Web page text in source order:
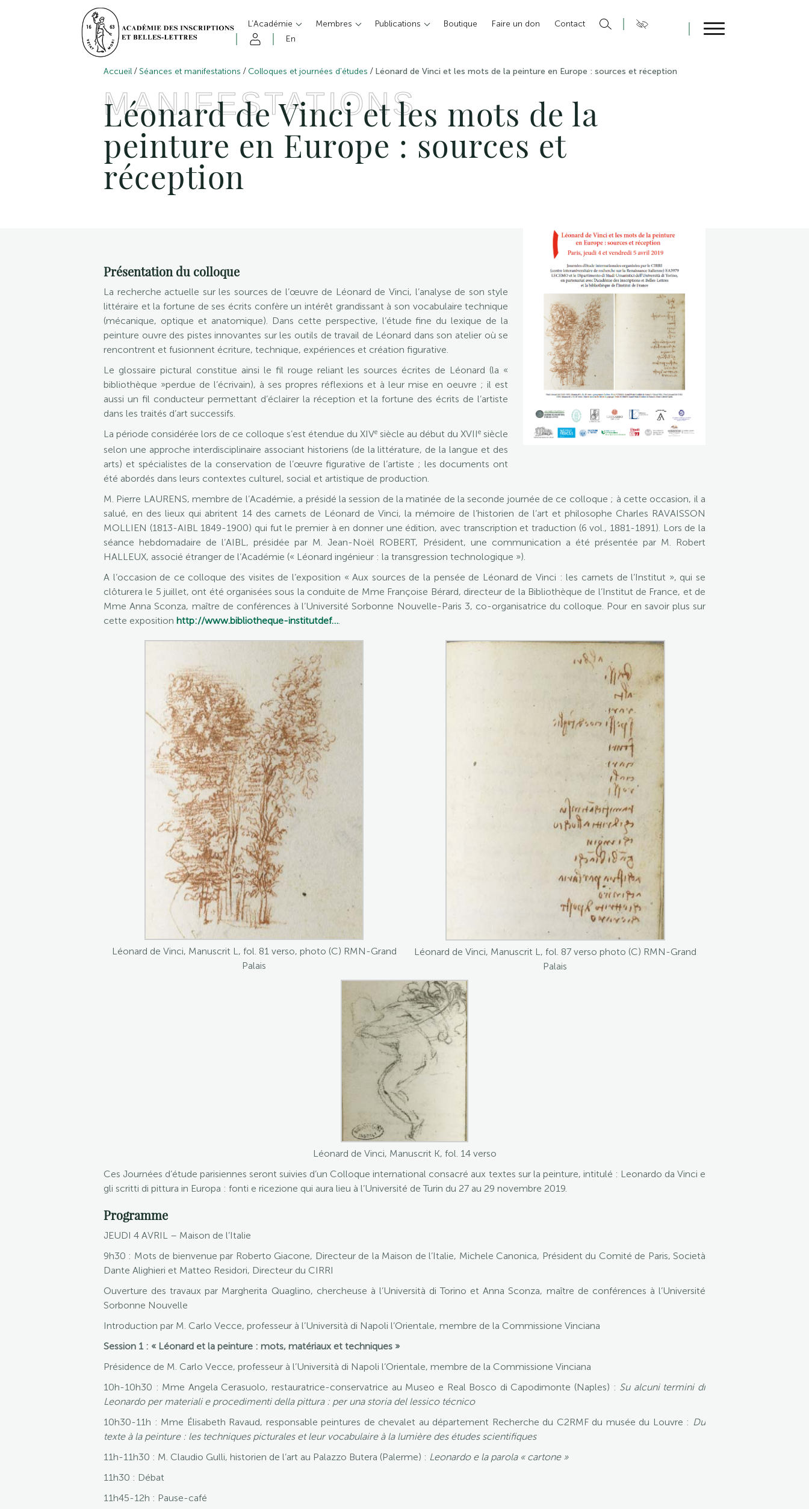
L’Académie Membres Publications Boutique Faire un don
Contact
En
Accueil / Séances et manifestations / Colloques et journées d'études / Léonard de Vinci et les mots de la peinture en Europe : sources et réception
MANIFESTATIONS
Léonard de Vinci et les mots de la
peinture en Europe : sources et
réception
Présentation du colloque
La recherche actuelle sur les sources de l’œuvre de Léonard de Vinci, l’analyse de son style
littéraire et la fortune de ses écrits confère un intérêt grandissant à son vocabulaire technique
(mécanique, optique et anatomique). Dans cette perspective, l’étude fine du lexique de la
peinture ouvre des pistes innovantes sur les outils de travail de Léonard dans son atelier où se
rencontrent et fusionnent écriture, technique, expériences et création figurative.
Le glossaire pictural constitue ainsi le fil rouge reliant les sources écrites de Léonard (la «
bibliothèque »perdue de l’écrivain), à ses propres réflexions et à leur mise en oeuvre ; il est
aussi un fil conducteur permettant d’éclairer la réception et la fortune des écrits de l’artiste
dans les traités d’art successifs.
La période considérée lors de ce colloque s’est étendue du XIVe siècle au début du XVIIe siècle
selon une approche interdisciplinaire associant historiens (de la littérature, de la langue et des
arts) et spécialistes de la conservation de l’œuvre figurative de l’artiste ; les documents ont
été abordés dans leurs contextes culturel, social et artistique de production.
M. Pierre LAURENS, membre de l’Académie, a présidé la session de la matinée de la seconde journée de ce colloque ; à cette occasion, il a
salué, en des lieux qui abritent 14 des carnets de Léonard de Vinci, la mémoire de l’historien de l’art et philosophe Charles RAVAISSON
MOLLIEN (1813-AIBL 1849-1900) qui fut le premier à en donner une édition, avec transcription et traduction (6 vol., 1881-1891). Lors de la
séance hebdomadaire de l’AIBL, présidée par M. Jean-Noël ROBERT, Président, une communication a été présentée par M. Robert
HALLEUX, associé étranger de l’Académie (« Léonard ingénieur : la transgression technologique »).
A l’occasion de ce colloque des visites de l’exposition « Aux sources de la pensée de Léonard de Vinci : les carnets de l’Institut », qui se
clôturera le 5 juillet, ont été organisées sous la conduite de Mme Françoise Bérard, directeur de la Bibliothèque de l’Institut de France, et de
Mme Anna Sconza, maître de conférences à l’Université Sorbonne Nouvelle-Paris 3, co-organisatrice du colloque. Pour en savoir plus sur
cette exposition http://www.bibliotheque-institutdef….
Léonard de Vinci, Manuscrit L, fol. 81 verso, photo (C) RMN-Grand
Palais
Léonard de Vinci, Manuscrit L, fol. 87 verso photo (C) RMN-Grand
Palais
Léonard de Vinci, Manuscrit K, fol. 14 verso
Ces Journées d’étude parisiennes seront suivies d’un Colloque international consacré aux textes sur la peinture, intitulé : Leonardo da Vinci e
gli scritti di pittura in Europa : fonti e ricezione qui aura lieu à l’Université de Turin du 27 au 29 novembre 2019.
Programme
JEUDI 4 AVRIL – Maison de l’Italie
9h30 : Mots de bienvenue par Roberto Giacone, Directeur de la Maison de l’Italie, Michele Canonica, Président du Comité de Paris, Società
Dante Alighieri et Matteo Residori, Directeur du CIRRI
Ouverture des travaux par Margherita Quaglino, chercheuse à l’Università di Torino et Anna Sconza, maître de conférences à l’Université
Sorbonne Nouvelle
Introduction par M. Carlo Vecce, professeur à l’Università di Napoli l’Orientale, membre de la Commissione Vinciana
Session 1 : « Léonard et la peinture : mots, matériaux et techniques »
Présidence de M. Carlo Vecce, professeur à l’Università di Napoli l’Orientale, membre de la Commissione Vinciana
10h-10h30 : Mme Angela Cerasuolo, restauratrice-conservatrice au Museo e Real Bosco di Capodimonte (Naples) : Su alcuni termini di
Leonardo per materiali e procedimenti della pittura : per una storia del lessico técnico
10h30-11h : Mme Élisabeth Ravaud, responsable peintures de chevalet au département Recherche du C2RMF du musée du Louvre : Du
texte à la peinture : les techniques picturales et leur vocabulaire à la lumière des études scientifiques
11h-11h30 : M. Claudio Gulli, historien de l’art au Palazzo Butera (Palerme) : Leonardo e la parola « cartone »
11h30 : Débat
11h45-12h : Pause-café